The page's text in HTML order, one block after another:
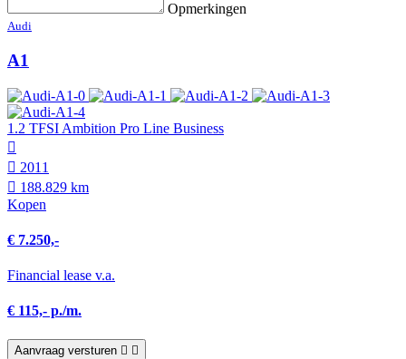
Opmerkingen
Audi
A1
1.2 TFSI Ambition Pro Line Business
2011
188.829 km
Kopen
€ 7.250,-
Financial lease v.a.
€ 115,- p./m.
Aanvraag versturen